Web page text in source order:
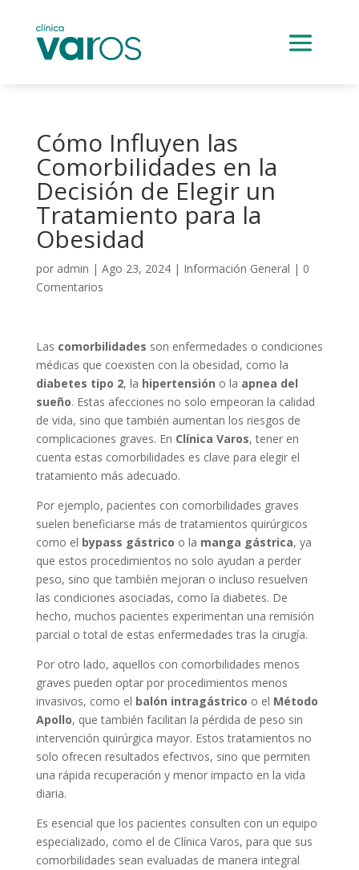
Cómo Influyen las
Comorbilidades en la
Decisión de Elegir un
Tratamiento para la
Obesidad
por admin | Ago 23, 2024| Información General | 0
Comentarios
Las comorbilidades son enfermedades o condiciones
médicas que coexisten con la obesidad, como la
diabetes tipo 2, la hipertensión o la apnea del
sueño. Estas afecciones no solo empeoran la calidad
de vida, sino que también aumentan los riesgos de
complicaciones graves. En Clínica Varos, tener en
cuenta estas comorbilidades es clave para elegir el
tratamiento más adecuado.
Por ejemplo, pacientes con comorbilidades graves
suelen beneficiarse más de tratamientos quirúrgicos
como el bypass gástrico o la manga gástrica, ya
que estos procedimientos no solo ayudan a perder
peso, sino que también mejoran o incluso resuelven
las condiciones asociadas, como la diabetes. De
hecho, muchos pacientes experimentan una remisión
parcial o total de estas enfermedades tras la cirugía.
Por otro lado, aquellos con comorbilidades menos
graves pueden optar por procedimientos menos
invasivos, como el balón intragástrico o el Método
Apollo, que también facilitan la pérdida de peso sin
intervención quirúrgica mayor. Estos tratamientos no
solo ofrecen resultados efectivos, sino que permiten
una rápida recuperación y menor impacto en la vida
diaria.
Es esencial que los pacientes consulten con un equipo
especializado, como el de Clínica Varos, para que sus
comorbilidades sean evaluadas de manera integral